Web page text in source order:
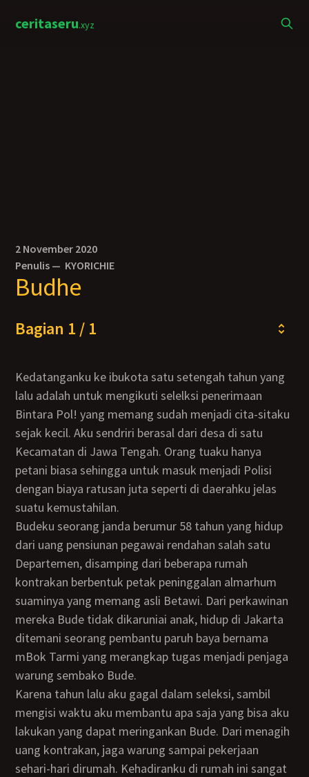
ceritaseru.xyz
2 November 2020
Penulis — KYORICHIE
Budhe
Bagian 1 / 1
Kedatanganku ke ibukota satu setengah tahun yang
lalu adalah untuk mengikuti selelksi penerimaan
Bintara Pol! yang memang sudah menjadi cita-sitaku
sejak kecil. Aku sendriri berasal dari desa di satu
Kecamatan di Jawa Tengah. Orang tuaku hanya
petani biasa sehingga untuk masuk menjadi Polisi
dengan biaya ratusan juta seperti di daerahku jelas
suatu kemustahilan.
Budeku seorang janda berumur 58 tahun yang hidup
dari uang pensiunan pegawai rendahan salah satu
Departemen, disamping dari beberapa rumah
kontrakan berbentuk petak peninggalan almarhum
suaminya yang memang asli Betawi. Dari perkawinan
mereka Bude tidak dikaruniai anak, hidup di Jakarta
ditemani seorang pembantu paruh baya bernama
mBok Tarmi yang merangkap tugas menjadi penjaga
warung sembako Bude.
Karena tahun lalu aku gagal dalam seleksi, sambil
mengisi waktu aku membantu apa saja yang bisa aku
lakukan yang dapat meringankan Bude. Dari menagih
uang kontrakan, jaga warung sampai pekerjaan
sehari-hari dirumah. Kehadiranku di rumah ini sangat